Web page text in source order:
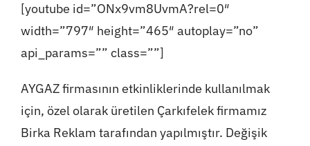
[youtube id=”ONx9vm8UvmA?rel=0″
width=”797″ height=”465″ autoplay=”no”
api_params=”” class=””]
AYGAZ firmasının etkinliklerinde kullanılmak
için, özel olarak üretilen Çarkıfelek firmamız
Birka Reklam tarafından yapılmıştır. Değişik